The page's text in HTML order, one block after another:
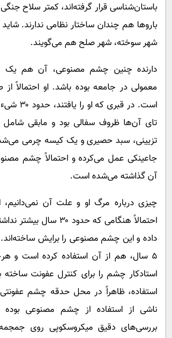
باستان‌شناسی قرار گرفته‌اند، کمتر سلاح
باروها هم چندان ساختار نظامی ندارند.
شهر سوخته، شهر صلح هم می‌گویند.
دارنده چنین چشم مصنوعی، آن هم یک
معمولی در جامعه بوده باشد. او احتمالاً از
تای آن‌ها ظروف سفالی بود و مابقی شامل
تزیینی، سبد حصیری و یک کیسه چرمی
جاعینکی عمل می‌کرده و احتمالاً چشم
آن گذاشته می‌شده است.
چیزی درباره مرگ او و علت آن نمی‌دانیم،
احتمالاً هنگامی که حدود
داده و این چشم مصنوعی را برایش
۵ سال، هم از آن استفاده کرده است و
استفاده، ظاهراً در محل حدقه چشم
ناشی از استفاده از چشم مصنوعی
بررسی‌های دقیق میکروسکوپی روی